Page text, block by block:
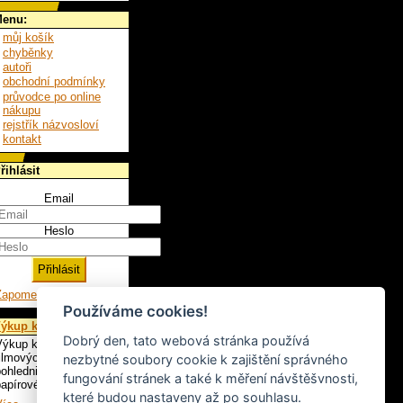
můj košík
chyběnky
autoři
obchodní podmínky
průvodce po online
nákupu
rejstřík názvosloví
kontakt
Email
Heslo
heslo
knih
knih, LP,
plakátů,
a ostatního
artiklu.
Používáme cookies!
Dobrý den, tato webová stránka používá
nezbytné soubory cookie k zajištění správného
fungování stránek a také k měření návštěšvnosti,
které budou nastaveny až po souhlasu.